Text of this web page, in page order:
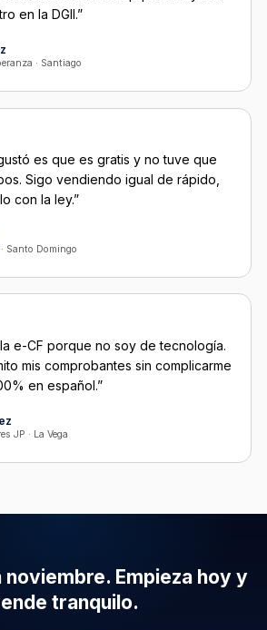
en la DGII.”
· Santiago
es que es gratis y no tuve que
Sigo vendiendo igual de rápido,
con la ley.”
Santo Domingo
e-CF porque no soy de tecnología.
mis comprobantes sin complicarme
en español.”
JP · La Vega
noviembre. Empieza hoy y
tranquilo.